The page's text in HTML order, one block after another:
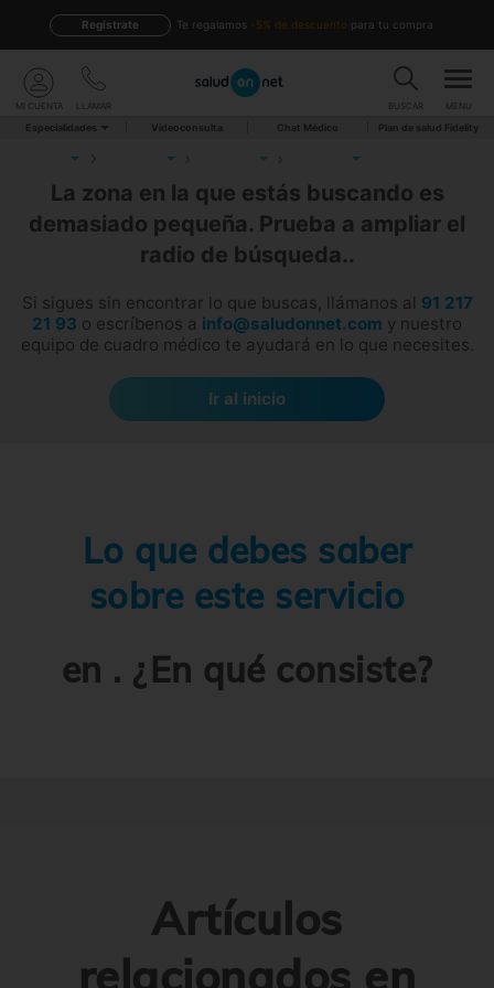
te regalamos -5% de descuento para tu compra
Regístrate
LLAMAR
MI CUENTA BUSCAR MENU
Especialidades Videoconsulta Chat Médico Plan de salud Fidelity
La zona en la que estás buscando es
demasiado pequeña. Prueba a ampliar el
radio de búsqueda..
Si sigues sin encontrar lo que buscas, llámanos al 91 217
21 93 o escríbenos a info@saludonnet.com y nuestro
equipo de cuadro médico te ayudará en lo que necesites.
Ir al inicio
Lo que debes saber
sobre este servicio
en . ¿En qué consiste?
Artículos
relacionados en